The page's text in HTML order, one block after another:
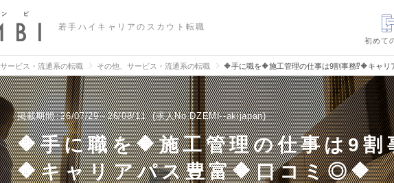
若手ハイキャリアのスカウト転職
初めて
サービス・流通系の転職 その他、サービス・流通系の転職 🔶手に職を🔶施工管理の仕事は9割事務⁉🔶キャ
掲載期間 26/07/29～26/08/11 求人No.DZEMI--akijapan
🔶手に職を🔶施工管理の仕事は9割
🔶キャリアパス豊富🔶口コミ◎🔶